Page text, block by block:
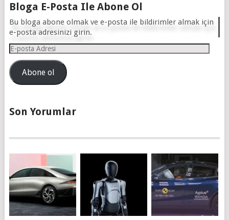
Bloga E-Posta Ile Abone Ol
Bu bloga abone olmak ve e-posta ile bildirimler almak için
e-posta adresinizi girin.
E-
posta
AdresiAbone ol
Son Yorumlar